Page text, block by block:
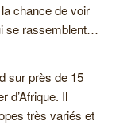
chance de voir
se rassemblent…
sur près de 15
d’Afrique. Il
très variés et